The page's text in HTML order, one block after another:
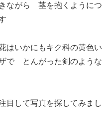
ながら 茎を抱くようにつ
いかにもキク科の黄色い
で とんがった剣のような
目して写真を探してみまし